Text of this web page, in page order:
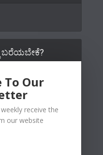
ಬರೆಯಬೇಕೆ?
To Our
receive the
our website